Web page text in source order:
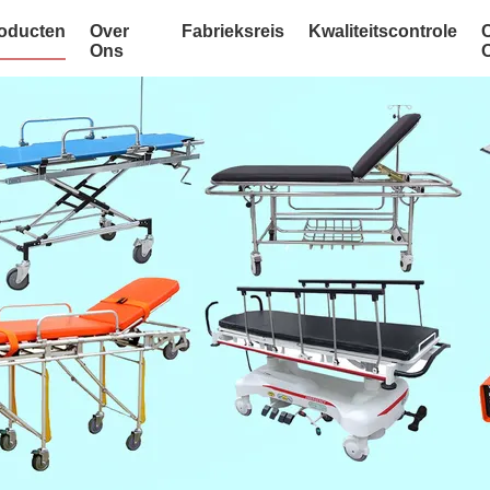
Over
Ons
Fabrieksreis Kwaliteitscontrole